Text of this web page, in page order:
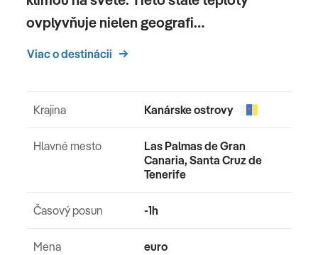
ovplyvňuje nielen geografi…
Viac o destinácii
Krajina Kanárske ostrovy
Hlavné mesto
Las Palmas de Gran
Canaria, Santa Cruz de
Tenerife
Časový posun -1h
Mena euro